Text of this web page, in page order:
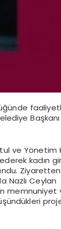
ve
kadın
Nazlı
memnuniyet